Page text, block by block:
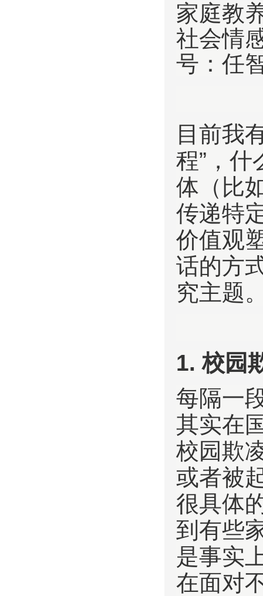
家庭教
社会情
号：任
目前我
程”，
体（比
传递特
价值观
话的方
究主题
1. 校园
每隔一
其实在
校园欺
或者被
很具体
到有些
是事实
在面对